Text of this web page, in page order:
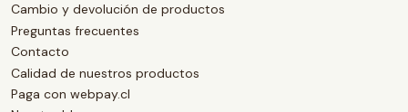
Cambio y devolución de productos
Preguntas frecuentes
Contacto
Calidad de nuestros productos
Paga con webpay.cl